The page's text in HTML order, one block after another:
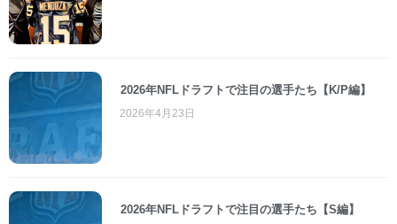
2026年NFLドラフトで注目の選手たち【K/P編】
2026年4月23日
2026年NFLドラフトで注目の選手たち【S編】